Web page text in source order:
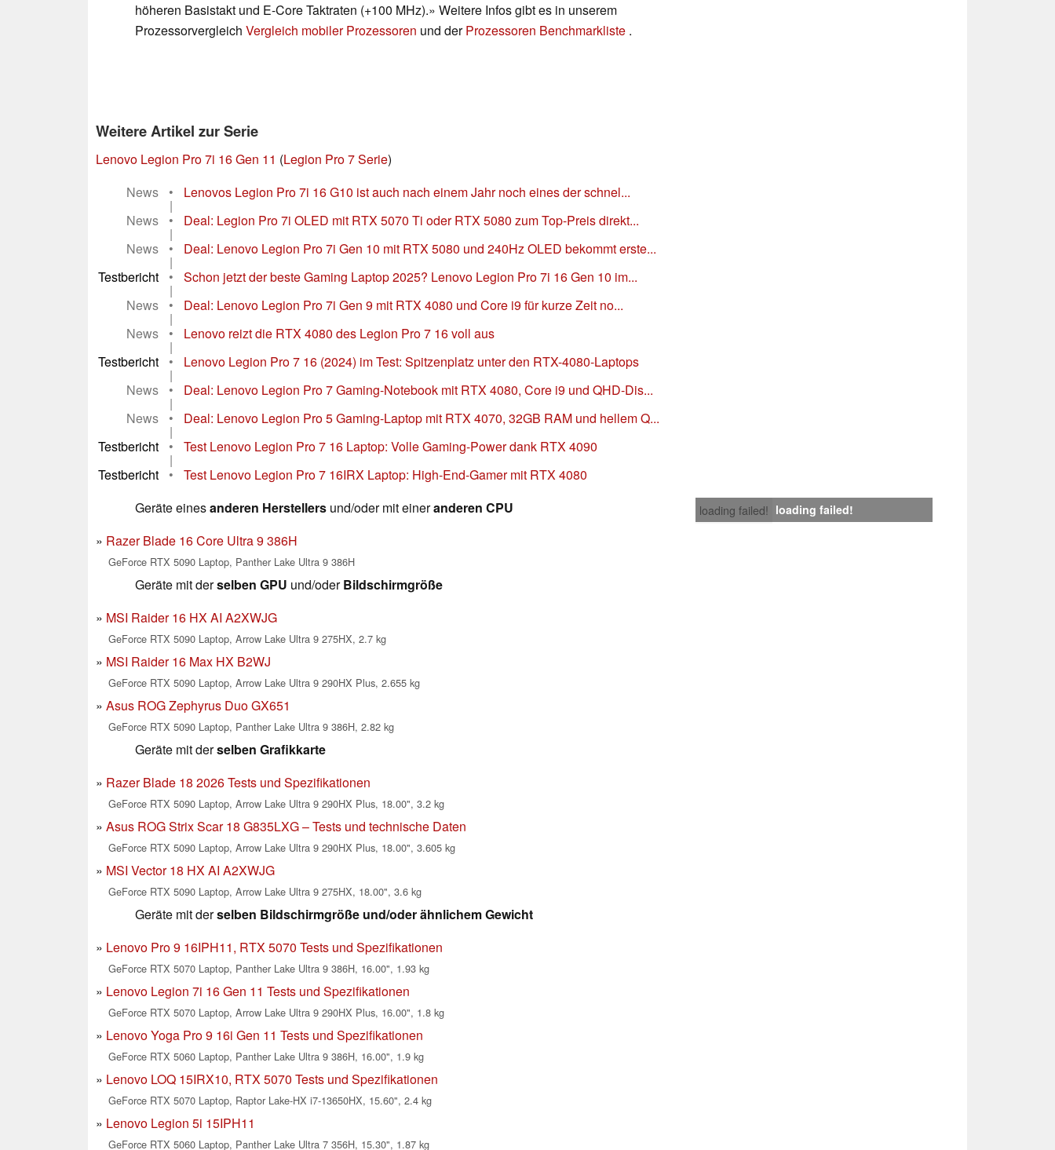
höheren Basistakt und E-Core Taktraten (+100 MHz).» Weitere Infos gibt es in unserem
Prozessorvergleich Vergleich mobiler Prozessoren und derProzessoren Benchmarkliste .
Weitere Artikel zur Serie
Lenovo Legion Pro 7i 16 Gen 11 (Legion Pro 7 Serie)
News
• Lenovos Legion Pro 7i 16 G10 ist auch nach einem Jahr noch eines der schnel...
|
News
• Deal: Legion Pro 7i OLED mit RTX 5070 Ti oder RTX 5080 zum Top-Preis direkt...
|
News
• Deal: Lenovo Legion Pro 7i Gen 10 mit RTX 5080 und 240Hz OLED bekommt erste...
|
Testbericht
• Schon jetzt der beste Gaming Laptop 2025? Lenovo Legion Pro 7i 16 Gen 10 im...
|
News
• Deal: Lenovo Legion Pro 7i Gen 9 mit RTX 4080 und Core i9 für kurze Zeit no...
|
News
• Lenovo reizt die RTX 4080 des Legion Pro 7 16 voll aus
|
Testbericht
• Lenovo Legion Pro 7 16 (2024) im Test: Spitzenplatz unter den RTX-4080-Laptops
|
News
• Deal: Lenovo Legion Pro 7 Gaming-Notebook mit RTX 4080, Core i9 und QHD-Dis...
|
News
• Deal: Lenovo Legion Pro 5 Gaming-Laptop mit RTX 4070, 32GB RAM und hellem Q...
|
Testbericht
• Test Lenovo Legion Pro 7 16 Laptop: Volle Gaming-Power dank RTX 4090
|
Testbericht
• Test Lenovo Legion Pro 7 16IRX Laptop: High-End-Gamer mit RTX 4080
loading failed! loading failed!
Geräte einesanderen Herstellers und/oder mit eineranderen CPU
Razer Blade 16 Core Ultra 9 386H
GeForce RTX 5090 Laptop, Panther Lake Ultra 9 386H
Geräte mit derselben GPU und/oderBildschirmgröße
MSI Raider 16 HX AI A2XWJG
GeForce RTX 5090 Laptop, Arrow Lake Ultra 9 275HX, 2.7 kg
MSI Raider 16 Max HX B2WJ
GeForce RTX 5090 Laptop, Arrow Lake Ultra 9 290HX Plus, 2.655 kg
Asus ROG Zephyrus Duo GX651
GeForce RTX 5090 Laptop, Panther Lake Ultra 9 386H, 2.82 kg
Geräte mit derselben Grafikkarte
Razer Blade 18 2026 Tests und Spezifikationen
GeForce RTX 5090 Laptop, Arrow Lake Ultra 9 290HX Plus, 18.00", 3.2 kg
Asus ROG Strix Scar 18 G835LXG – Tests und technische Daten
GeForce RTX 5090 Laptop, Arrow Lake Ultra 9 290HX Plus, 18.00", 3.605 kg
MSI Vector 18 HX AI A2XWJG
GeForce RTX 5090 Laptop, Arrow Lake Ultra 9 275HX, 18.00", 3.6 kg
Geräte mit derselben Bildschirmgröße und/oder ähnlichem Gewicht
Lenovo Pro 9 16IPH11, RTX 5070 Tests und Spezifikationen
GeForce RTX 5070 Laptop, Panther Lake Ultra 9 386H, 16.00", 1.93 kg
Lenovo Legion 7i 16 Gen 11 Tests und Spezifikationen
GeForce RTX 5070 Laptop, Arrow Lake Ultra 9 290HX Plus, 16.00", 1.8 kg
Lenovo Yoga Pro 9 16i Gen 11 Tests und Spezifikationen
GeForce RTX 5060 Laptop, Panther Lake Ultra 9 386H, 16.00", 1.9 kg
Lenovo LOQ 15IRX10, RTX 5070 Tests und Spezifikationen
GeForce RTX 5070 Laptop, Raptor Lake-HX i7-13650HX, 15.60", 2.4 kg
Lenovo Legion 5i 15IPH11
GeForce RTX 5060 Laptop, Panther Lake Ultra 7 356H, 15.30", 1.87 kg